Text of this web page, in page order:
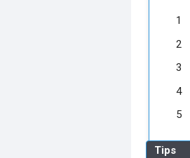
Tips